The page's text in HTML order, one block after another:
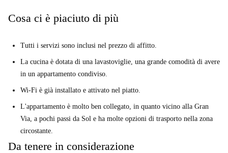
Cosa ci è piaciuto di più
Tutti i servizi sono inclusi nel prezzo di affitto.
La cucina è dotata di una lavastoviglie, una grande comodità di avere
in un appartamento condiviso.
Wi-Fi è già installato e attivato nel piatto.
L'appartamento è molto ben collegato, in quanto vicino alla Gran
Via, a pochi passi da Sol e ha molte opzioni di trasporto nella zona
circostante.
Da tenere in considerazione